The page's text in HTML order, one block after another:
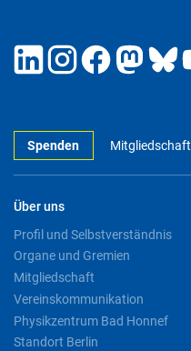
Spenden Mitgliedschaft
Über uns
Profil und Selbstverständnis
Organe und Gremien
Mitgliedschaft
Vereinskommunikation
Physikzentrum Bad Honnef
Standort Berlin